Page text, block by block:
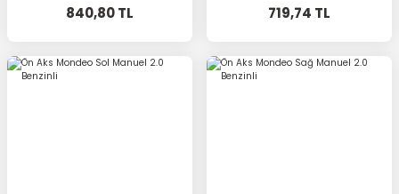
840,80 TL 719,74 TL